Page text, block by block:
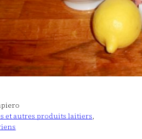
et autres produits laitiers